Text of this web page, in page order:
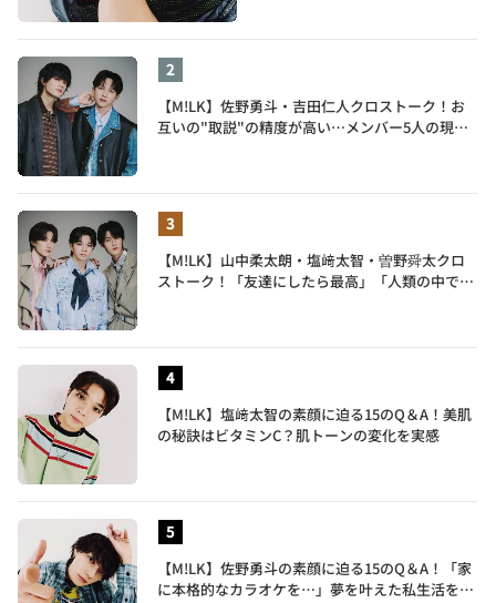
【M!LK】佐野勇斗・吉田仁人クロストーク！お
互いの"取説"の精度が高い…メンバー5人の現在
【M!LK】山中柔太朗・塩﨑太智・曽野舜太クロ
ストーク！「友達にしたら最高」「人類の中で桁
【M!LK】塩﨑太智の素顔に迫る15のQ＆A！美肌
の秘訣はビタミンC？肌トーンの変化を実感
【M!LK】佐野勇斗の素顔に迫る15のQ＆A！「家
に本格的なカラオケを…」夢を叶えた私生活を公